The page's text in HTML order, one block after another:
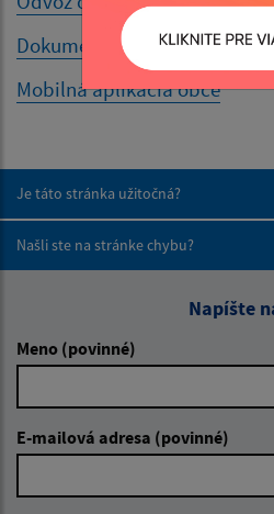
Dokumenty k odvozu
Mobilná aplikácia obce
Je táto stránka užitočná?
Našli ste na stránke chybu?
Napíšte
Meno (povinné)
E-mailová adresa (povinné)